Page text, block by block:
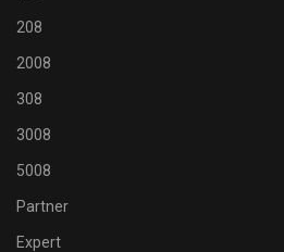
208
2008
308
3008
5008
Partner
Expert